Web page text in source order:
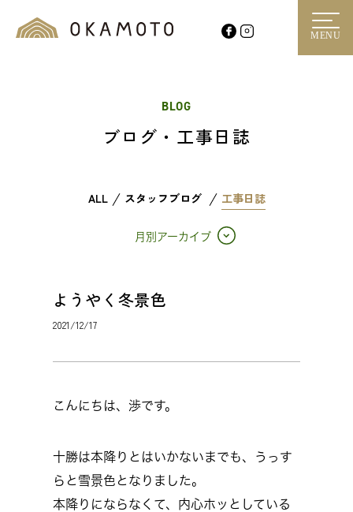
MENU
BLOG
ブログ・工事日誌
ALL スタッフブログ 工事日誌
月別アーカイブ
ようやく冬景色
2021/12/17
こんにちは、渉です。
十勝は本降りとはいかないまでも、うっす
らと雪景色となりました。
本降りにならなくて、内心ホッとしている